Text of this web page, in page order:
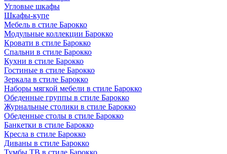
Угловые шкафы
Шкафы-купе
Мебель в стиле Барокко
Модульные коллекции Барокко
Кровати в стиле Барокко
Спальни в стиле Барокко
Кухни в стиле Барокко
Гостиные в стиле Барокко
Зеркала в стиле Барокко
Наборы мягкой мебели в стиле Барокко
Обеденные группы в стиле Барокко
Журнальные столики в стиле Барокко
Обеденные столы в стиле Барокко
Банкетки в стиле Барокко
Кресла в стиле Барокко
Диваны в стиле Барокко
Тумбы ТВ в стиле Барокко